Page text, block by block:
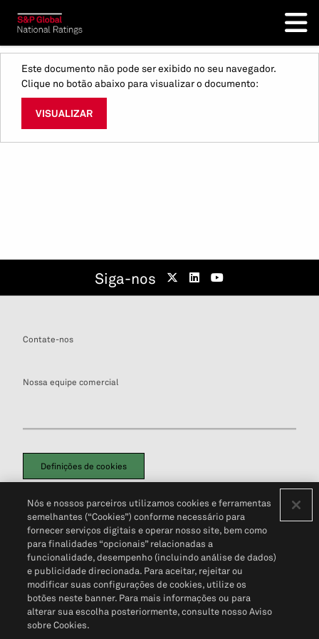
Este documento não pode ser exibido no seu navegador.
Clique no botão abaixo para visualizar o documento:
VISUALIZAR
Siga-nos
Contate-nos
Nossa equipe comercial
Definições de cookies
Política de PrivacidadePortal de privacidade do cliente (em inglês)
Não Venda Minhas Informações Pessoais© 2026 S&P Global
Nós e nossos parceiros utilizamos cookies e ferramentas
semelhantes (“Cookies”) conforme necessário para
fornecer serviços digitais e operar nosso site, bem como
para finalidades “opcionais” relacionadas a
funcionalidade, desempenho (incluindo análise de dados)
e publicidade direcionada. Para aceitar, rejeitar ou
modificar suas configurações de cookies, utilize os
botões neste banner. Para mais informações ou para
alterar sua escolha posteriormente, consulte nosso Aviso
sobre Cookies.